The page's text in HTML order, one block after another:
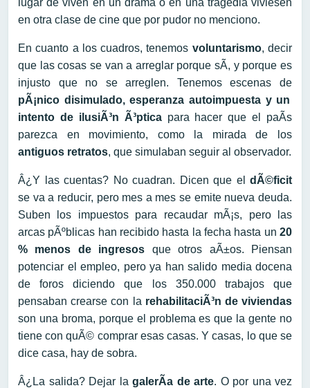
lugar de viven en un drama o en una tragedia viviesen
en otra clase de cine que por pudor no menciono.
En cuanto a los cuadros, tenemos voluntarismo, decir
que las cosas se van a arreglar porque sÃ­, y porque es
injusto que no se arreglen. Tenemos escenas de
pÃ¡nico disimulado, esperanza autoimpuesta y un
intento de ilusiÃ³n Ã³pticapara hacer que el paÃ­s
parezca en movimiento, como la mirada de los
antiguos retratos, que simulaban seguir al observador.
Â¿Y las cuentas? No cuadran. Dicen que el dÃ©ficit
se va a reducir, pero mes a mes se emite nueva deuda.
Suben los impuestos para recaudar mÃ¡s, pero las
arcas pÃºblicas han recibido hasta la fecha hasta un 20
% menos de ingresos que otros aÃ±os. Piensan
potenciar el empleo, pero ya han salido media docena
de foros diciendo que los 350.000 trabajos que
pensaban crearse con la rehabilitaciÃ³n de viviendas
son una broma, porque el problema es que la gente no
tiene con quÃ© comprar esas casas. Y casas, lo que se
dice casa, hay de sobra.
Â¿La salida? Dejar la galerÃ­a de arte. O por una vez